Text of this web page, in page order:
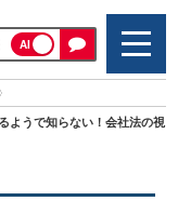
AI
ようで知らない！会社法の視